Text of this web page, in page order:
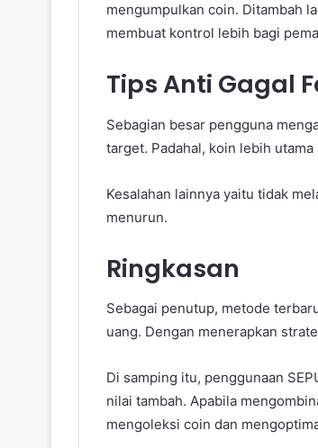
mengumpulkan coin. Ditambah
membuat kontrol lebih bagi
Tips Anti Gagal
Sebagian besar pengguna
target. Padahal, koin lebih
Kesalahan lainnya yaitu tidak
menurun.
Ringkasan
Sebagai penutup, metode
uang. Dengan menerapkan
Di samping itu, penggunaan
nilai tambah. Apabila
mengoleksi coin dan